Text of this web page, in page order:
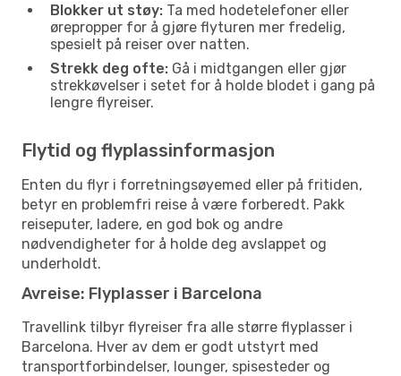
Blokker ut støy: Ta med hodetelefoner eller
ørepropper for å gjøre flyturen mer fredelig,
spesielt på reiser over natten.
Strekk deg ofte: Gå i midtgangen eller gjør
strekkøvelser i setet for å holde blodet i gang på
lengre flyreiser.
Flytid og flyplassinformasjon
Enten du flyr i forretningsøyemed eller på fritiden,
betyr en problemfri reise å være forberedt. Pakk
reiseputer, ladere, en god bok og andre
nødvendigheter for å holde deg avslappet og
underholdt.
Avreise: Flyplasser i Barcelona
Travellink tilbyr flyreiser fra alle større flyplasser i
Barcelona. Hver av dem er godt utstyrt med
transportforbindelser, lounger, spisesteder og